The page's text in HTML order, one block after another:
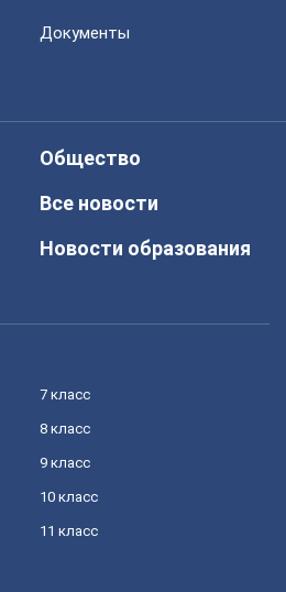
Документы
Общество
Все новости
Новости образования
7 класс
8 класс
9 класс
10 класс
11 класс